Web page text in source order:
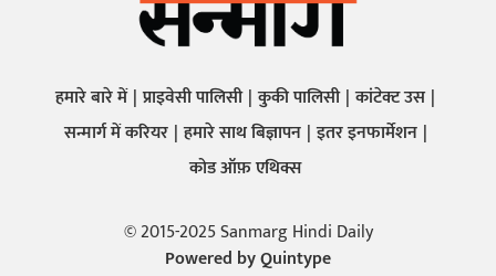
हमारे बारे में प्राइवेसी पालिसी कुकी पालिसी कांटेक्ट उस
सन्मार्ग में करियर हमारे साथ बिज्ञापन इतर इनफार्मेशन
कोड ऑफ़ एथिक्स
© 2015-2025 Sanmarg Hindi Daily
Powered byQuintype